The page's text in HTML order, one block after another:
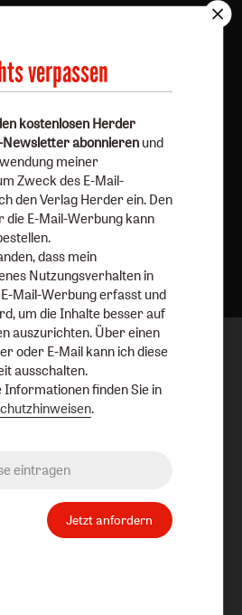
Nach oben
verpassen
kostenlosen Herder
abonnieren und
meiner
Zweck des E-Mail-
den Verlag Herder ein. Den
E-Mail-Werbung kann
dass mein
Nutzungsverhalten in
Mail-Werbung erfasst und
um die Inhalte besser auf
auszurichten. Über einen
oder E-Mail kann ich diese
ausschalten.
finden Sie in
.
Jetzt anfordern